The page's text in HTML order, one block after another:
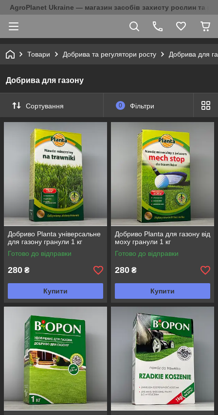
AgroPlanet Ukraine — магазин засобів захисту рослин та
Товари Добрива та регулятори росту Добрива для
Добрива для газону
Сортування 0 Фільтри
Добриво Planta універсальне
для газону гранули 1 кг
Готово до відправки
280 ₴
Купити
Добриво Planta для газону від
моху гранули 1 кг
Готово до відправки
280 ₴
Купити